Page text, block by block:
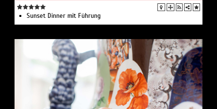
Sunset Dinner mit Führung